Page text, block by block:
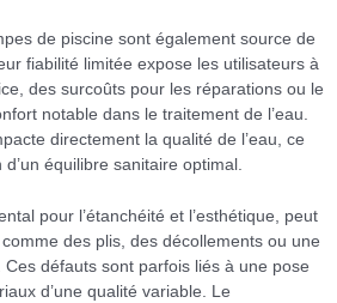
de piscine sont également source de
fiabilité limitée expose les utilisateurs à
des surcoûts pour les réparations ou le
notable dans le traitement de l’eau.
directement la qualité de l’eau, ce
équilibre sanitaire optimal.
pour l’étanchéité et l’esthétique, peut
des plis, des décollements ou une
défauts sont parfois liés à une pose
d’une qualité variable. Le